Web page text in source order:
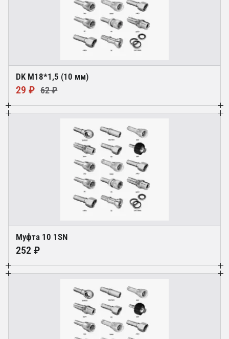
DK М18*1,5 (10 мм)
29 ₽ 62 ₽
Муфта 10 1SN
252 ₽